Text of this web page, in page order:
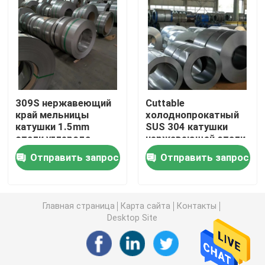
Холоднопрокатная катушка нержавеющей стали
сваренная стальная труба
безшовная стальная труба
Нержавеющая сталь штанга
Медные круглые Адвокатуры
Медная трубка трубы
309S нержавеющий
край мельницы
катушки 1.5mm
стали углерода
Отправить запрос
Cuttable
холоднопрокатный
SUS 304 катушки
нержавеющей стали
316 2mm
Отправить запрос
Главная страница Карта сайта
Контакты
Desktop Site